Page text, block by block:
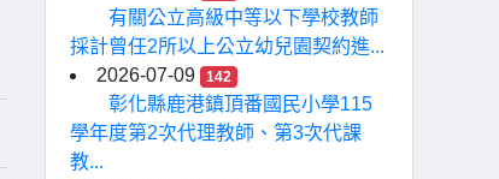
有關公立高級中等以下學校教師
採計曾任2所以上公立幼兒園契約進...
2026-07-09
142
彰化縣鹿港鎮頂番國民小學115
學年度第2次代理教師、第3次代課
教...